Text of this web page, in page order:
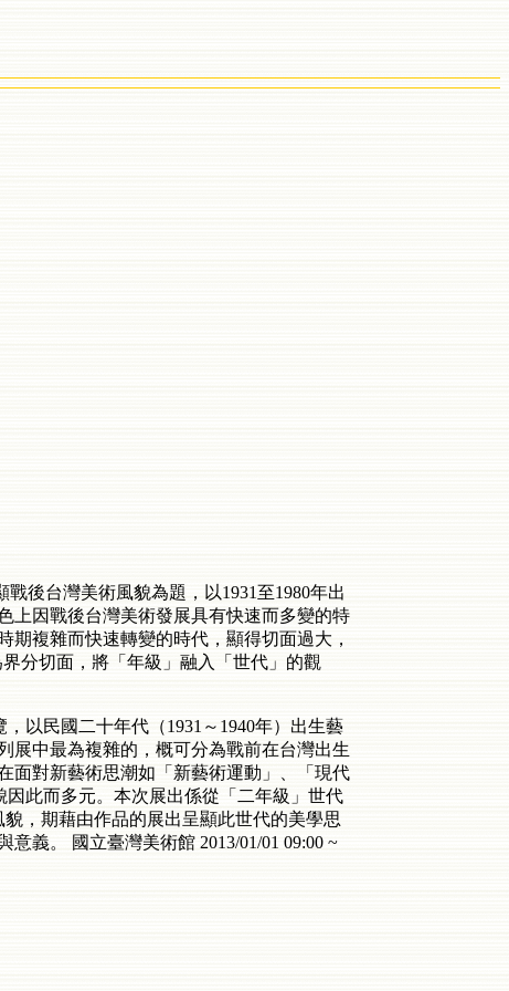
後台灣美術風貌為題，以1931至1980年出
上因戰後台灣美術發展具有快速而多變的特
複雜而快速轉變的時代，顯得切面過大，
分切面，將「年級」融入「世代」的觀
以民國二十年代（1931～1940年）出生藝
展中最為複雜的，概可分為戰前在台灣出生
面對新藝術思潮如「新藝術運動」、「現代
此而多元。本次展出係從「二年級」世代
，期藉由作品的展出呈顯此世代的美學思
義。 國立臺灣美術館 2013/01/01 09:00 ~